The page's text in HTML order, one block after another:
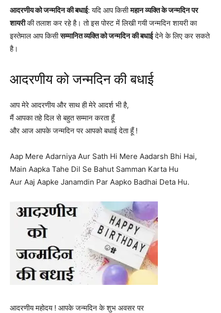
आदरणीय को जन्मदिन की बधाई: यदि आप किसीमहान व्यक्ति के जन्मदिन पर
शायरीकी तलाश कर रहे है। तो इस पोस्ट में लिखी गयी जन्मदिन शायरी का
इस्तेमाल आप किसीसम्मानित व्यक्ति को जन्मदिन की बधाईदेने के लिए कर सकते
है।
आदरणीय को जन्मदिन की बधाई
आप मेरे आदरणीय और साथ ही मेरे आदर्श भी है,
मैं आपका तहे दिल से बहुत सम्मान करता हूँ
और आज आपके जन्मदिन पर आपको बधाई देता हूँ !
Aap Mere Adarniya Aur Sath Hi Mere Aadarsh Bhi Hai,
Main Aapka Tahe Dil Se Bahut Samman Karta Hu
Aur Aaj Aapke Janamdin Par Aapko Badhai Deta Hu.
आदरणीय महोदय ! आपके जन्मदिन के शुभ अवसर पर